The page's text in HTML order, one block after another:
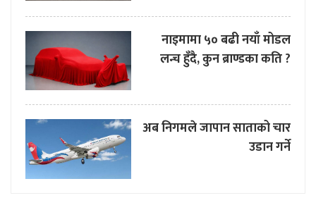
नाइमामा ५० बढी नयाँ मोडल
लन्च हुँदै, कुन ब्राण्डका कति ?
अब निगमले जापान साताको चार
उडान गर्ने